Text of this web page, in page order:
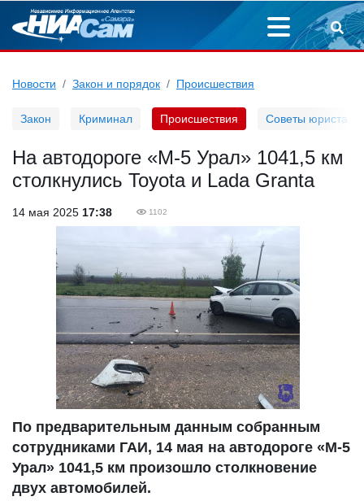
Новости Закон и порядок Происшествия
Закон Криминал Происшествия Советы юриста
На автодороге «М-5 Урал» 1041,5 км
столкнулись Toyota и Lada Granta
14 мая 2025 17:38 1102
По предварительным данным собранным
сотрудниками ГАИ, 14 мая на автодороге «М-5
Урал» 1041,5 км произошло столкновение
двух автомобилей.